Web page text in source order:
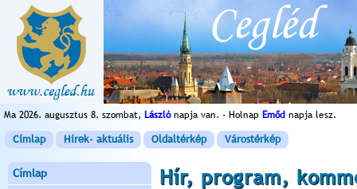
Ma 2026. augusztus 8. szombat, Lászlónapja van. - Holnap Emőd napja lesz.
Címlap Hírek- aktuális Oldaltérkép Várostérkép
Címlap
Hír, program,